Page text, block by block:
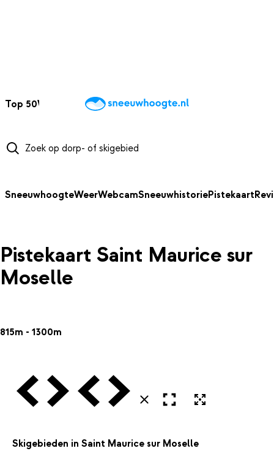
Top 50Webcams WintersportweerKaarten
SneeuwhoogteWeerWebcamSneeuwhistoriePistekaart
Pistekaart Saint Maurice sur
Moselle
815m - 1300m
Vorige VolgendeVorige Volgende
SluitenOpen in volledig scherm
Skigebieden in Saint Maurice sur Moselle